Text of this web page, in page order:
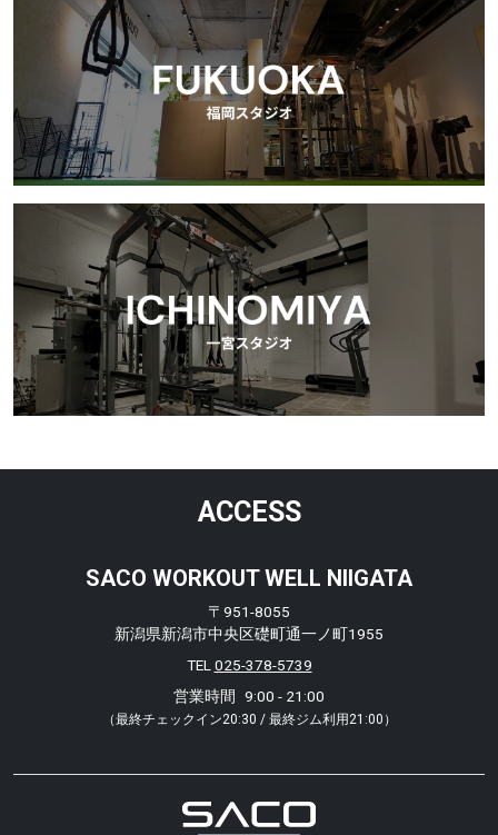
ACCESS
SACO WORKOUT WELL NIIGATA
〒951-8055
新潟県新潟市中央区礎町通一ノ町1955
TEL 025-378-5739
営業時間
9:00 - 21:00
（最終チェックイン20:30 / 最終ジム利用21:00）